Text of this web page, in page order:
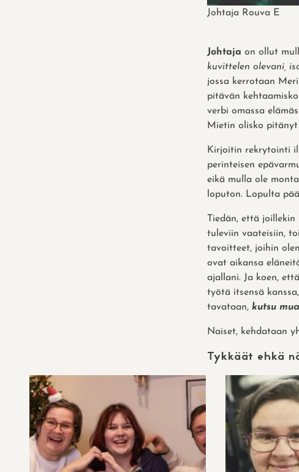
Johtaja Rouva E
Johtaja on ollut
kuvittelen olevani,
jossa kerrotaan
pitävän
verbi omassa
Mietin olisko
Kirjoitin rekrytointi
perinteisen
eikä mulla ole
loputon. Lopulta
Tiedän, että
tuleviin vaateisiin,
tavoitteet, joihin
ovat aikansa
ajallani. Ja koen, että
työtä itsensä
tavataan, kutsu
Naiset, kehdataan
Tykkäät ehkä